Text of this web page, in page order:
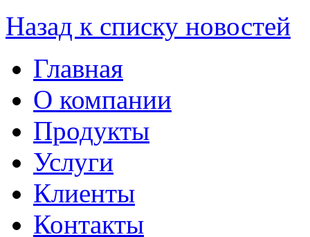
Назад к списку новостей
Главная
О компании
Продукты
Услуги
Клиенты
Контакты